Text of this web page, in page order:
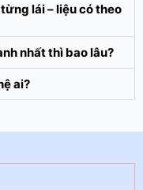
lái – liệu có theo
nhất thì bao lâu?
ai?